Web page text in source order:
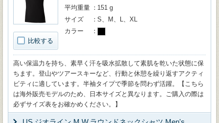
比較する
平均重量
151 g
サイズ
S、M、L、XL
カラー
高い保温力を持ち、素早く汗を吸水拡散して素肌を乾いた状態に保
ちます。登山やツアースキーなど、行動と休憩を繰り返すアクティ
ビティに適しています。半袖タイプで季節を問わず活躍。【こちら
は海外販売モデルのため、日本サイズと異なります。ご購入の際は
必ずサイズ表をお確かめください。】